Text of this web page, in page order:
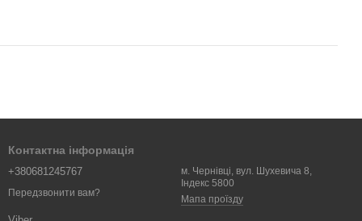
Контактна інформація
+380681245767
Передзвонити вам?
м. Чернівці, вул. Шухевича 8,
Індекс 5800
Мапа проїзду